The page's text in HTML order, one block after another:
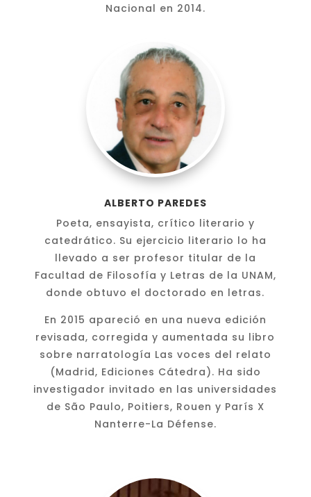
Nacional en 2014.
ALBERTO PAREDES
Poeta, ensayista, crítico literario y
catedrático. Su ejercicio literario lo ha
llevado a ser profesor titular de la
Facultad de Filosofía y Letras de la UNAM,
donde obtuvo el doctorado en letras.
En 2015 apareció en una nueva edición
revisada, corregida y aumentada su libro
sobre narratología Las voces del relato
(Madrid, Ediciones Cátedra). Ha sido
investigador invitado en las universidades
de São Paulo, Poitiers, Rouen y París X
Nanterre-La Défense.